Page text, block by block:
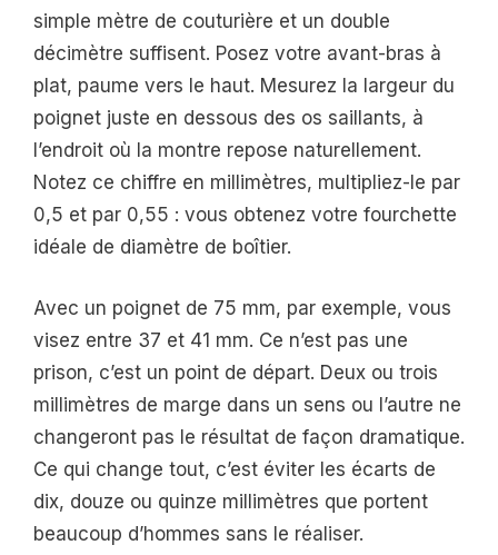
simple mètre de couturière et un double
décimètre suffisent. Posez votre avant-bras à
plat, paume vers le haut. Mesurez la largeur du
poignet juste en dessous des os saillants, à
l’endroit où la montre repose naturellement.
Notez ce chiffre en millimètres, multipliez-le par
0,5 et par 0,55 : vous obtenez votre fourchette
idéale de diamètre de boîtier.
Avec un poignet de 75 mm, par exemple, vous
visez entre 37 et 41 mm. Ce n’est pas une
prison, c’est un point de départ. Deux ou trois
millimètres de marge dans un sens ou l’autre ne
changeront pas le résultat de façon dramatique.
Ce qui change tout, c’est éviter les écarts de
dix, douze ou quinze millimètres que portent
beaucoup d’hommes sans le réaliser.